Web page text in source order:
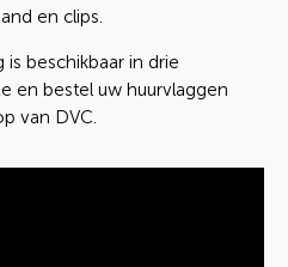
en clips.
is beschikbaar in drie
en bestel uw huurvlaggen
van DVC.